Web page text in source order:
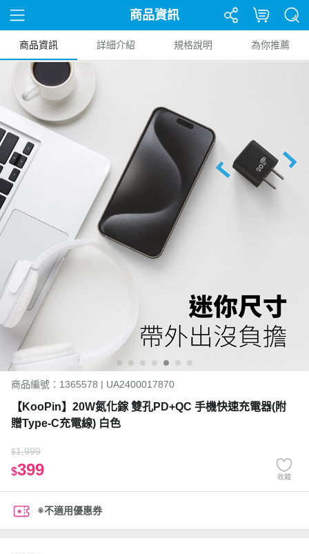
商品資訊
商品資訊 詳細介紹 規格說明 為你推薦
商品編號：1365578 | UA2400017870
【KooPin】20W氮化鎵 雙孔PD+QC 手機快速充電器(附
贈Type-C充電線) 白色
$1,999
$399 收藏
※不適用優惠券